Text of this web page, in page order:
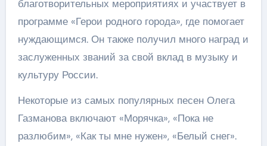
благотворительных мероприятиях и участвует в
программе «Герои родного города», где помогает
нуждающимся. Он также получил много наград и
заслуженных званий за свой вклад в музыку и
культуру России.
Некоторые из самых популярных песен Олега
Газманова включают «Морячка», «Пока не
разлюбим», «Как ты мне нужен», «Белый снег».